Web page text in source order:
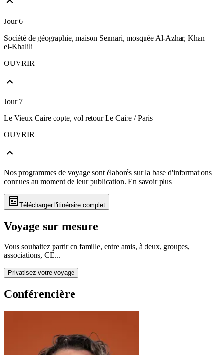
Jour 6
Société de géographie, maison Sennari, mosquée Al-Azhar, Khan
el-Khalili
OUVRIR
Jour 7
Le Vieux Caire copte, vol retour Le Caire / Paris
OUVRIR
Nos programmes de voyage sont élaborés sur la base d'informations
connues au moment de leur publication. En savoir plus
Télécharger l'itinéraire complet
Voyage sur mesure
Vous souhaitez partir en famille, entre amis, à deux, groupes,
associations, CE...
Privatisez votre voyage
Conférencière